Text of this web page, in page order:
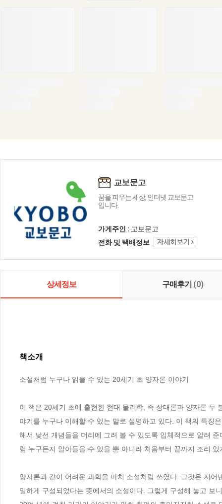
교보문고
꿈을 피우는 세상, 인터넷 교보문고
입니다.
가게주인 : 교보문고
전화 및 택배정보
상세정보 구매후기 (0)
책소개
소설처럼 누구나 읽을 수 있는 20세기 초 양자론 이야기
이 책은 20세기 초에 출현한 현대 물리학, 즉 상대론과 양자론 두
야기를 누구나 이해할 수 있는 말로 설명하고 있다. 이 책의 특징
해서 낯선 개념들을 머리에 그려 볼 수 있도록 입체적으로 알려
럼 누구든지 알아들을 수 있을 뿐 아니라 처음부터 끝까지 조리
양자론과 같이 어려운 과학을 마치 소설처럼 쓰였다. 그것은 지
밀하게 구성되었다는 뜻에서의 소설이다. 그렇게 구성해 놓고 보